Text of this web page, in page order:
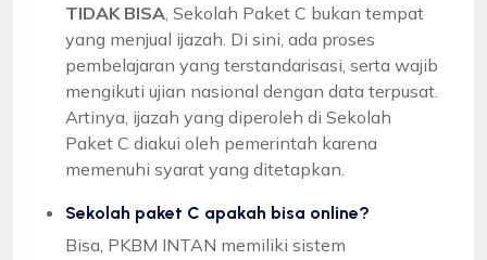
TIDAK BISA , Sekolah Paket C bukan tempat
yang menjual ijazah. Di sini, ada proses
pembelajaran yang terstandarisasi, serta wajib
mengikuti ujian nasional dengan data terpusat.
Artinya, ijazah yang diperoleh di Sekolah
Paket C diakui oleh pemerintah karena
memenuhi syarat yang ditetapkan.
Sekolah paket C apakah bisa online?
Bisa, PKBM INTAN memiliki sistem